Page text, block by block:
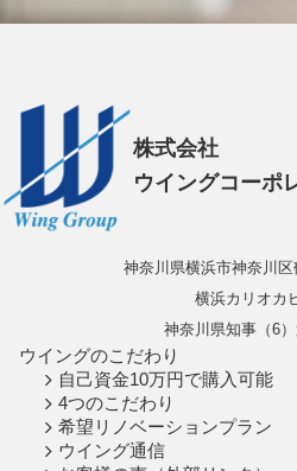
株式会社
ウイングコーポ
神奈川県横浜市神奈川
横浜カリオカ
神奈川県知事（6
ウイングのこだわり
自己資金10万円で購入可能
4つのこだわり
希望リノベーションプラン
ウイング通信